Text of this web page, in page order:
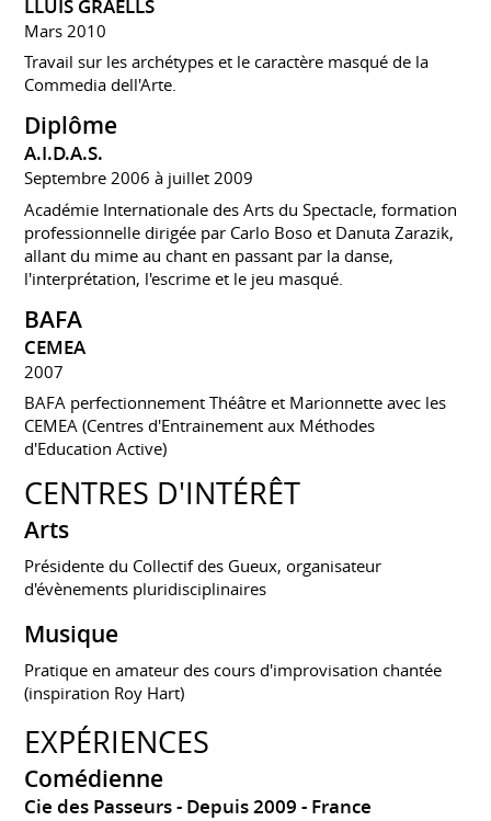
LLUIS GRAELLS
Mars 2010
Travail sur les archétypes et le caractère masqué de la
Commedia dell'Arte.
Diplôme
A.I.D.A.S.
Septembre 2006 à juillet 2009
Académie Internationale des Arts du Spectacle, formation
professionnelle dirigée par Carlo Boso et Danuta Zarazik,
allant du mime au chant en passant par la danse,
l'interprétation, l'escrime et le jeu masqué.
BAFA
CEMEA
2007
BAFA perfectionnement Théâtre et Marionnette avec les
CEMEA (Centres d'Entrainement aux Méthodes
d'Education Active)
CENTRES D'INTÉRÊT
Arts
Présidente du Collectif des Gueux, organisateur
d'évènements pluridisciplinaires
Musique
Pratique en amateur des cours d'improvisation chantée
(inspiration Roy Hart)
EXPÉRIENCES
Comédienne
Cie des Passeurs Depuis 2009 France